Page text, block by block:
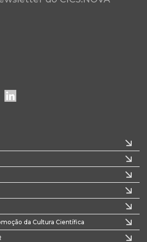
da Cultura Científica